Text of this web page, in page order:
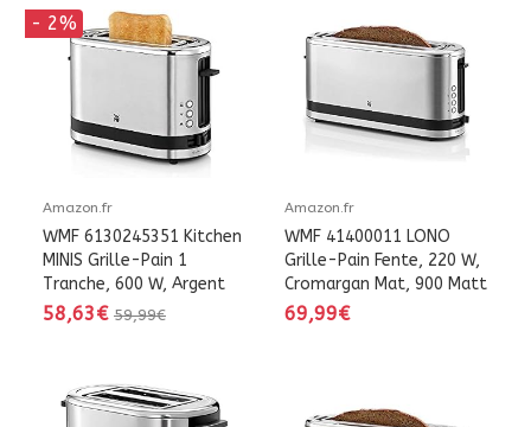
- 2%
Amazon.fr
WMF 6130245351 Kitchen
MINIS Grille-Pain 1
Tranche, 600 W, Argent
58,63€ 59,99€
Amazon.fr
WMF 41400011 LONO
Grille-Pain Fente, 220 W,
Cromargan Mat, 900 Matt
69,99€